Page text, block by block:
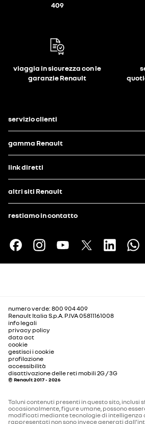
409
viaggia in sicurezza con le
garanzie Renault
servizio clienti
gamma Renault
link diretti
altri siti Renault
restiamo in contatto
numero verde: 800 904 409
Renault Italia S.p.A. P.IVA 05811161008
info legali
privacy policy
data act
cookie
gestisci i cookie
profilazione
accessibilità
disattivazione delle reti mobili 2G / 3G
© Renault 2017 - 2026
Taluni contenuti presenti in questo sito, inclusi
occasionalmente, figure umane, possono
modificati mediante tecnologie di intelligenza
rappresentati non sono invece generati